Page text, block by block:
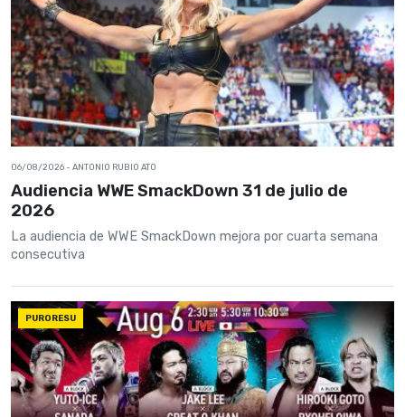
06/08/2026- ANTONIO RUBIO ATO
Audiencia WWE SmackDown 31 de julio de
2026
La audiencia de WWE SmackDown mejora por cuarta semana
consecutiva
PURORESU